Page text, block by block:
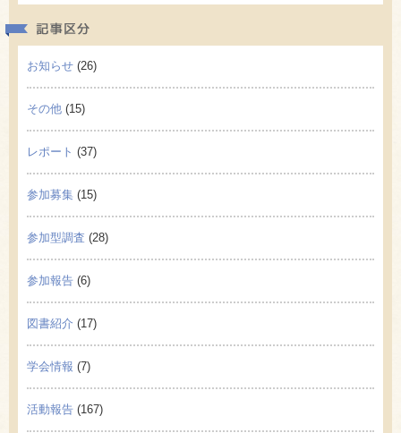
お知らせ (26)
その他 (15)
レポート (37)
参加募集 (15)
参加型調査 (28)
参加報告 (6)
図書紹介 (17)
学会情報 (7)
活動報告 (167)